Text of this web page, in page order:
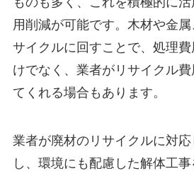
用削減が可能です。木材や金
サイクルに回すことで、処理
けでなく、業者がリサイクル
てくれる場合もあります。
業者が廃材のリサイクルに対
し、環境にも配慮した解体工